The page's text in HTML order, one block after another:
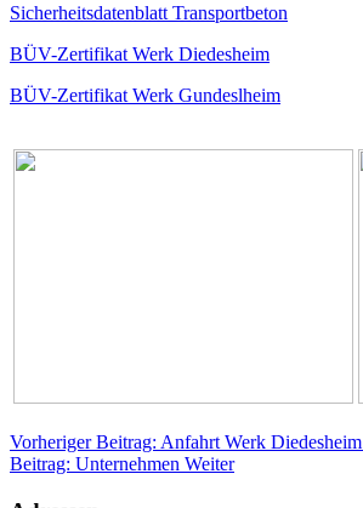
Sicherheitsdatenblatt Transportbeton
BÜV-Zertifikat Werk Diedesheim
BÜV-Zertifikat Werk Gundeslheim
Vorheriger Beitrag: Anfahrt Werk Diedesheim
Beitrag: Unternehmen Weiter